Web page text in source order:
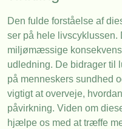
Den fulde forståelse af
ser på hele
miljømæssige
udledning. De bidrager til
på menneskers sundhed
vigtigt at overveje,
påvirkning. Viden om
hjælpe os med at træffe